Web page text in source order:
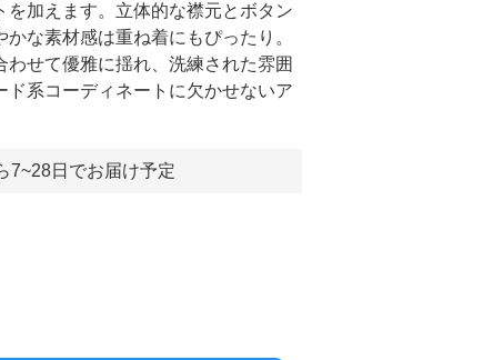
を加えます。立体的な襟元とボタン
な素材感は重ね着にもぴったり。
せて優雅に揺れ、洗練された雰囲
系コーディネートに欠かせないア
7~28日でお届け予定